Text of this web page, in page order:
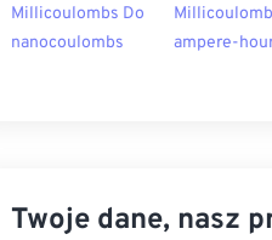
Millicoulombs Do
nanocoulombs
ampere-
Twoje dane, nasz